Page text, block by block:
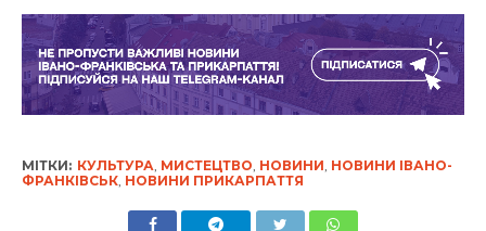
МІТКИ: КУЛЬТУРА, МИСТЕЦТВО, НОВИНИ, НОВИНИ ІВАНО-
ФРАНКІВСЬК, НОВИНИ ПРИКАРПАТТЯ